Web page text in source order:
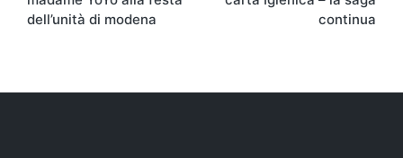
articoli
dell’unità di modena
continua